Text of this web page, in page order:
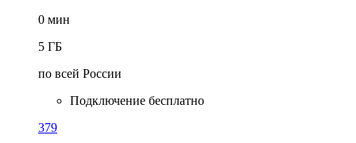
0 мин
5 ГБ
по всей России
Подключение бесплатно
379